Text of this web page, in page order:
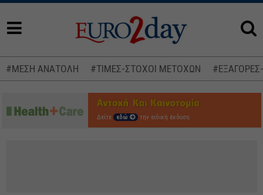
#ΜΕΣΗ ΑΝΑΤΟΛΗ #ΤΙΜΕΣ-ΣΤΟΧΟΙ ΜΕΤΟΧΩΝ
Δείτε εδώ την ειδική έκδοση